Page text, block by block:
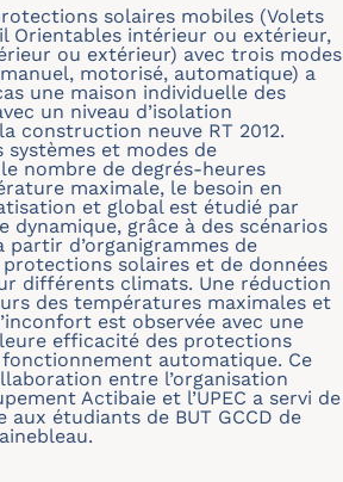
solaires mobiles (Volets
Orientables intérieur ou extérieur,
ou extérieur) avec trois modes
motorisé, automatique) a
une maison individuelle des
un niveau d’isolation
construction neuve RT 2012.
systèmes et modes de
nombre de degrés-heures
maximale, le besoin en
et global est étudié par
dynamique, grâce à des scénarios
partir d’organigrammes de
solaires et de données
différents climats. Une réduction
des températures maximales et
est observée avec une
efficacité des protections
automatique. Ce
entre l’organisation
Actibaie et l’UPEC a servi de
aux étudiants de BUT GCCD de